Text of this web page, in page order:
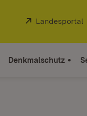
Extern:
Landesportal
Denkmalschutz